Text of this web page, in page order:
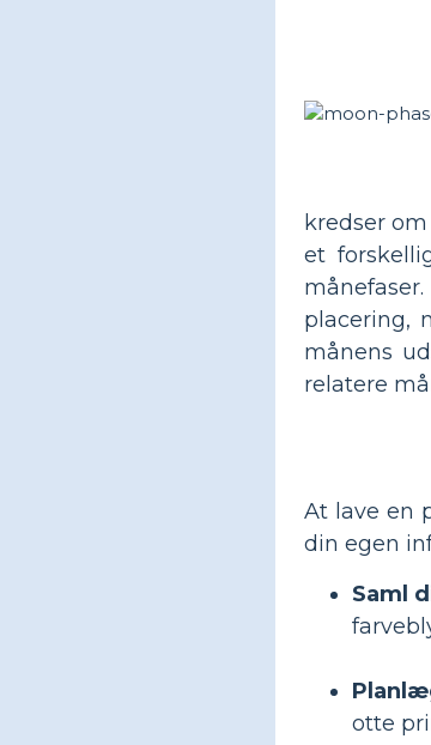
kredser
et
placering,
månens
relatere
At lave en
din egen
Saml
otte